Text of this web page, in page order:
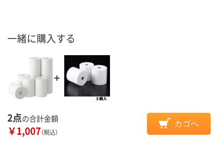
一緒に購入する
2点の合計金額
￥1,007（税込）
カゴへ